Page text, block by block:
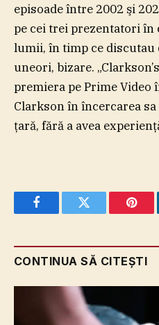
episoade între 2002 şi
pe cei trei prezentatori
lumii, în timp ce discutau
uneori, bizare.
premiera pe Prime Video
Clarkson în încercarea
ţară, fără a avea
FacebookTwitter
CONTINUA SĂ CITEȘTI